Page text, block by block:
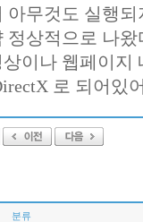
아무것도 실행
정상적으로 나
상이나 웹페이지
로 되어있
분류